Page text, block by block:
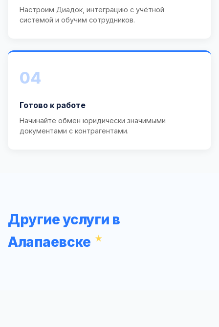
Настроим Диадок, интеграцию с учётной
системой и обучим сотрудников.
04
Готово к работе
Начинайте обмен юридически значимыми
документами с контрагентами.
Другие услуги в
Алапаевске